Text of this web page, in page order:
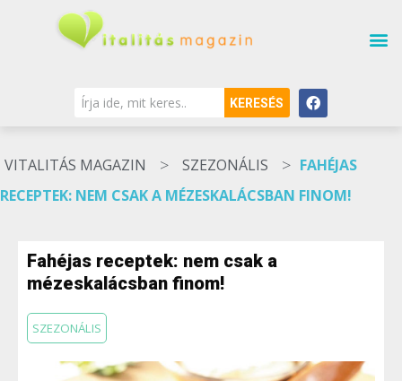
KERESÉS
VITALITÁS MAGAZIN > SZEZONÁLIS > FAHÉJAS
RECEPTEK: NEM CSAK A MÉZESKALÁCSBAN FINOM!
Fahéjas receptek: nem csak a
mézeskalácsban finom!
SZEZONÁLIS